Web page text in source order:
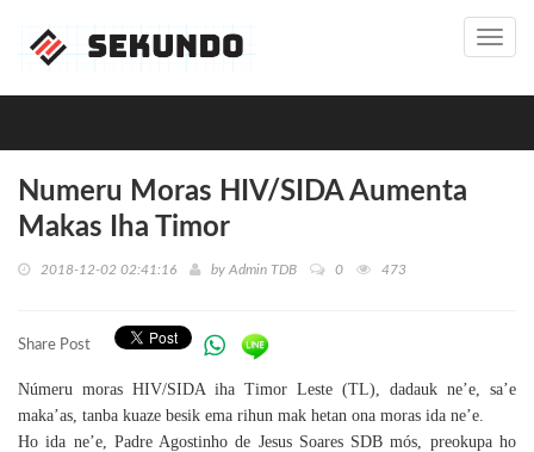
Numeru Moras HIV/SIDA Aumenta
Makas Iha Timor
2018-12-02 02:41:16 by Admin TDB 0 473
Share Post
Númeru moras HIV/SIDA iha Timor Leste (TL), dadauk ne’e, sa’e
maka’as, tanba kuaze besik ema rihun mak hetan ona moras ida ne’e.
Ho ida ne’e, Padre Agostinho de Jesus Soares SDB mós, preokupa ho